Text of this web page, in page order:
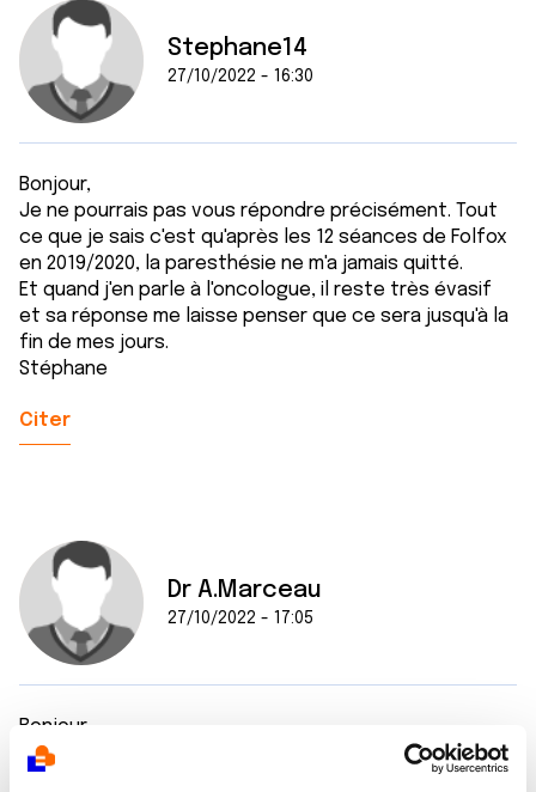
Stephane14
27/10/2022 - 16:30
Bonjour,
Je ne pourrais pas vous répondre précisément. Tout
ce que je sais c'est qu'après les 12 séances de Folfox
en 2019/2020, la paresthésie ne m'a jamais quitté.
Et quand j'en parle à l'oncologue, il reste très évasif
et sa réponse me laisse penser que ce sera jusqu'à la
fin de mes jours.
Stéphane
Citer
Dr A.Marceau
27/10/2022 - 17:05
Bonjour,
Les paresthésies font en effet partie des effets
indésirables fréquents de l'oxaliplatine. Lorsque